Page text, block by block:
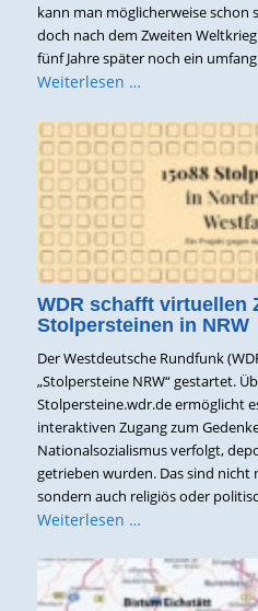
kann man möglicherweise schon
doch nach dem Zweiten
fünf Jahre später noch ein
Weiterlesen …
WDR schafft virtuellen
Stolpersteinen in NRW
Der Westdeutsche Rundfunk
„Stolpersteine NRW“ gestartet.
Stolpersteine.wdr.de ermöglicht
interaktiven Zugang zum
Nationalsozialismus verfolgt,
getrieben wurden. Das sind nicht
sondern auch religiös oder
Weiterlesen …